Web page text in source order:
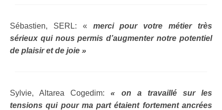
Ateliers « Rire en ligne »
Ateliers « Rire et Santé »
Conférence sur le rire
Sébastien, SERL: « merci pour votre métier très
sérieux qui nous permis d’augmenter notre potentiel
de plaisir et de joie »
Sylvie, Altarea Cogedim:« on a travaillé sur les
tensions qui pour ma part étaient fortement ancrées